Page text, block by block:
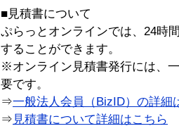
■見積書について
ぷらっとオンラインでは、24時
することができます。
※オンライン見積書発行には、
要です。
⇒一般法人会員（BizID）の詳細
⇒ 見積書について詳細はこちら